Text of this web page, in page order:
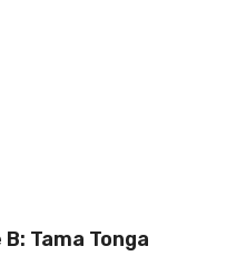
B: Tama Tonga